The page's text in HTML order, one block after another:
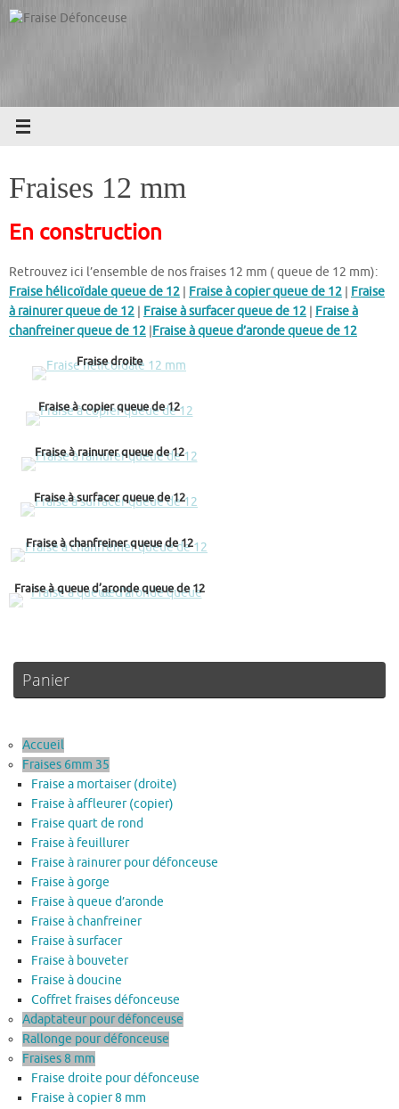
Passer
au
Fraises 12 mm
En construction
Retrouvez ici l’ensemble de nos fraises 12 mm ( queue de 12 mm):
Fraise hélicoïdale queue de 12 | Fraise à copier queue de 12 | Fraise
à rainurer queue de 12 | Fraise à surfacer queue de 12 | Fraise à
chanfreiner queue de 12 |Fraise à queue d’aronde queue de 12
Fraise droite
Fraise à copier queue de 12
Fraise à rainurer queue de 12
Fraise à surfacer queue de 12
Fraise à chanfreiner queue de 12
Fraise à queue d’aronde queue de 12
Panier
Accueil
Fraises 6mm 35
Fraise a mortaiser (droite)
Fraise à affleurer (copier)
Fraise quart de rond
Fraise à feuillurer
Fraise à rainurer pour défonceuse
Fraise à gorge
Fraise à queue d’aronde
Fraise à chanfreiner
Fraise à surfacer
Fraise à bouveter
Fraise à doucine
Coffret fraises défonceuse
Adaptateur pour défonceuse
Rallonge pour défonceuse
Fraises 8 mm
Fraise droite pour défonceuse
Fraise à copier 8 mm